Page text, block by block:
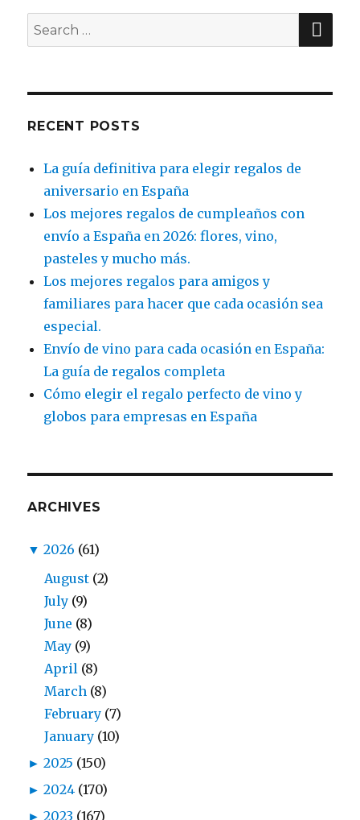
Search
for:
RECENT POSTS
La guía definitiva para elegir regalos de
aniversario en España
Los mejores regalos de cumpleaños con
envío a España en 2026: flores, vino,
pasteles y mucho más.
Los mejores regalos para amigos y
familiares para hacer que cada ocasión sea
especial.
Envío de vino para cada ocasión en España:
La guía de regalos completa
Cómo elegir el regalo perfecto de vino y
globos para empresas en España
ARCHIVES
▼ 2026 (61)
August (2)
July (9)
June (8)
May (9)
April (8)
March (8)
February (7)
January (10)
► 2025 (150)
► 2024 (170)
► 2023 (167)